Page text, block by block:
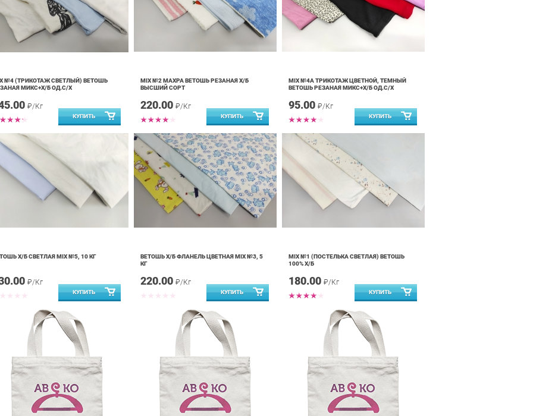
№4 (ТРИКОТАЖ СВЕТЛЫЙ) ВЕТОШЬ
МИКС+Х/Б ОД.С/Х
₽/Кг
MIX №2 МАХРА ВЕТОШЬ РЕЗАНАЯ Х/Б
ВЫСШИЙ СОРТ
220.00 ₽/Кг
MIX №4А ТРИКОТАЖ ЦВЕТНОЙ, ТЕМНЫЙ
ВЕТОШЬ РЕЗАНАЯ МИКС+Х/Б ОД.С/Х
95.00 ₽/Кг
Х/Б СВЕТЛАЯ MIX №5, 10 КГ
₽/Кг
ВЕТОШЬ Х/Б ФЛАНЕЛЬ ЦВЕТНАЯ MIX №3, 5
КГ
220.00 ₽/Кг
MIX №1 (ПОСТЕЛЬКА СВЕТЛАЯ) ВЕТОШЬ
100% Х/Б
180.00 ₽/Кг